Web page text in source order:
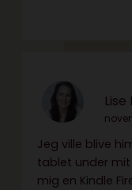
Jeg ville blive
tablet under
mig en Kindle